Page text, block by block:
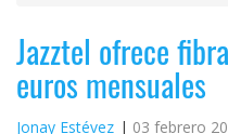
Ofertas
Apps
Jazztel ofrece
euros mensuales
Jonay Estévez 03 febrero